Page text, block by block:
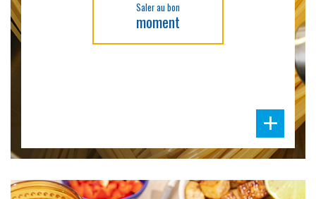
Saler au bon
moment